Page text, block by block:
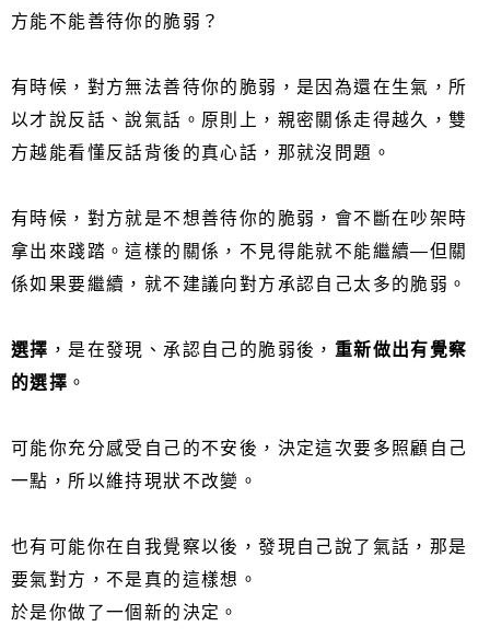
方能不能善待你的脆弱？
有時候，對方無法善待你的脆弱，是因為還在生氣，所
以才說反話、說氣話。原則上，親密關係走得越久，雙
方越能看懂反話背後的真心話，那就沒問題。
有時候，對方就是不想善待你的脆弱，會不斷在吵架時
拿出來踐踏。這樣的關係，不見得能就不能繼續—但關
係如果要繼續，就不建議向對方承認自己太多的脆弱。
選擇 ，是在發現、承認自己的脆弱後， 重新做出有覺察
的選擇 。
可能你充分感受自己的不安後，決定這次要多照顧自己
一點，所以維持現狀不改變。
也有可能你在自我覺察以後，發現自己說了氣話，那是
要氣對方，不是真的這樣想。
於是你做了一個新的決定。